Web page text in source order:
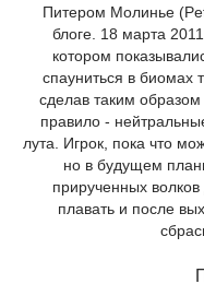
Питером Молинье
блоге. 18 марта
котором
спауниться в биомах
сделав таким
правило -
лута. Игрок, пока что
но в будущем
прирученных волков
плавать и после